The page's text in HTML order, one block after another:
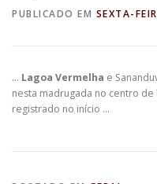
PUBLICADO EM SEXTA-
… Lagoa Vermelha e
nesta madrugada no centro
registrado no início …